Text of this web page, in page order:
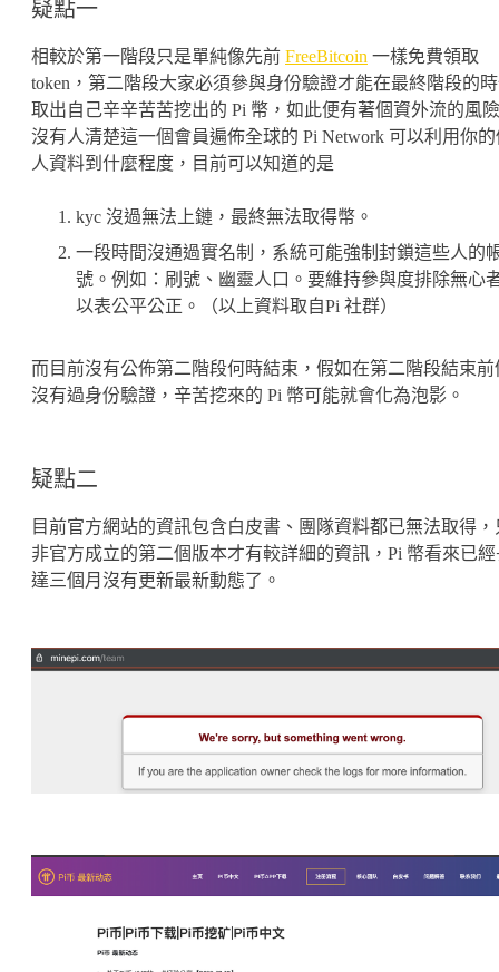
疑點一
相較於第一階段只是單純像先前 FreeBitcoin 一樣免費領取
token，第二階段大家必須參與身份驗證才能在最終階段的
取出自己辛辛苦苦挖出的 Pi 幣，如此便有著個資外流的風
沒有人清楚這一個會員遍佈全球的 Pi Network 可以利用你的
人資料到什麼程度，目前可以知道的是
kyc 沒過無法上鏈，最終無法取得幣。
一段時間沒通過實名制，系統可能強制封鎖這些人的
號。例如：刷號、幽靈人口。要維持參與度排除無心
以表公平公正。（以上資料取自Pi 社群）
而目前沒有公佈第二階段何時結束，假如在第二階段結束前
沒有過身份驗證，辛苦挖來的 Pi 幣可能就會化為泡影。
疑點二
目前官方網站的資訊包含白皮書、團隊資料都已無法取得，
非官方成立的第二個版本才有較詳細的資訊，Pi 幣看來已經
達三個月沒有更新最新動態了。